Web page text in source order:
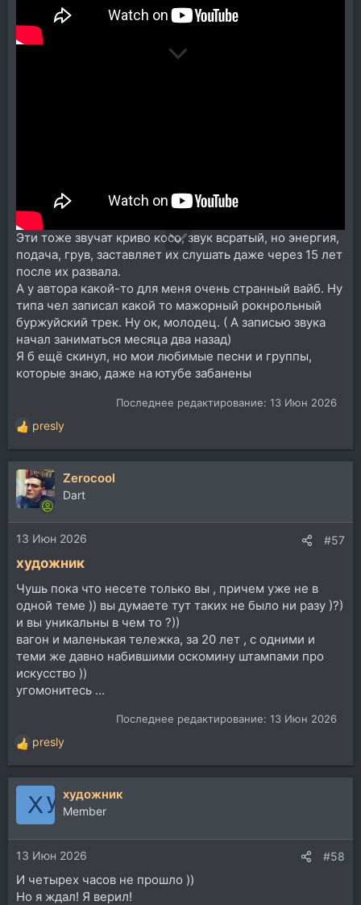
Эти тоже звучат криво косо, звук всратый, но энергия,
подача, грув, заставляет их слушать даже через 15 лет
после их развала.
А у автора какой-то для меня очень странный вайб. Ну
типа чел записал какой то мажорный рокнрольный
буржуйский трек. Ну ок, молодец. ( А записью звука
начал заниматься месяца два назад)
Я б ещё скинул, но мои любимые песни и группы,
которые знаю, даже на ютубе забанены
Последнее редактирование: 13 Июн 2026
Р
е
а
к
ц
и
и
:
presly
Zerocool
Dart
13 Июн 2026 #57
художник
Чушь пока что несете только вы , причем уже не в
одной теме )) вы думаете тут таких не было ни разу )?)
и вы уникальны в чем то ?))
вагон и маленькая тележка, за 20 лет , с одними и
теми же давно набившими оскомину штампами про
искусство ))
угомонитесь ...
Последнее редактирование: 13 Июн 2026
Р
е
а
и
и
:
presly
художник
Member
13 Июн 2026 #58
И четырех часов не прошло ))
Но я ждал! Я верил!